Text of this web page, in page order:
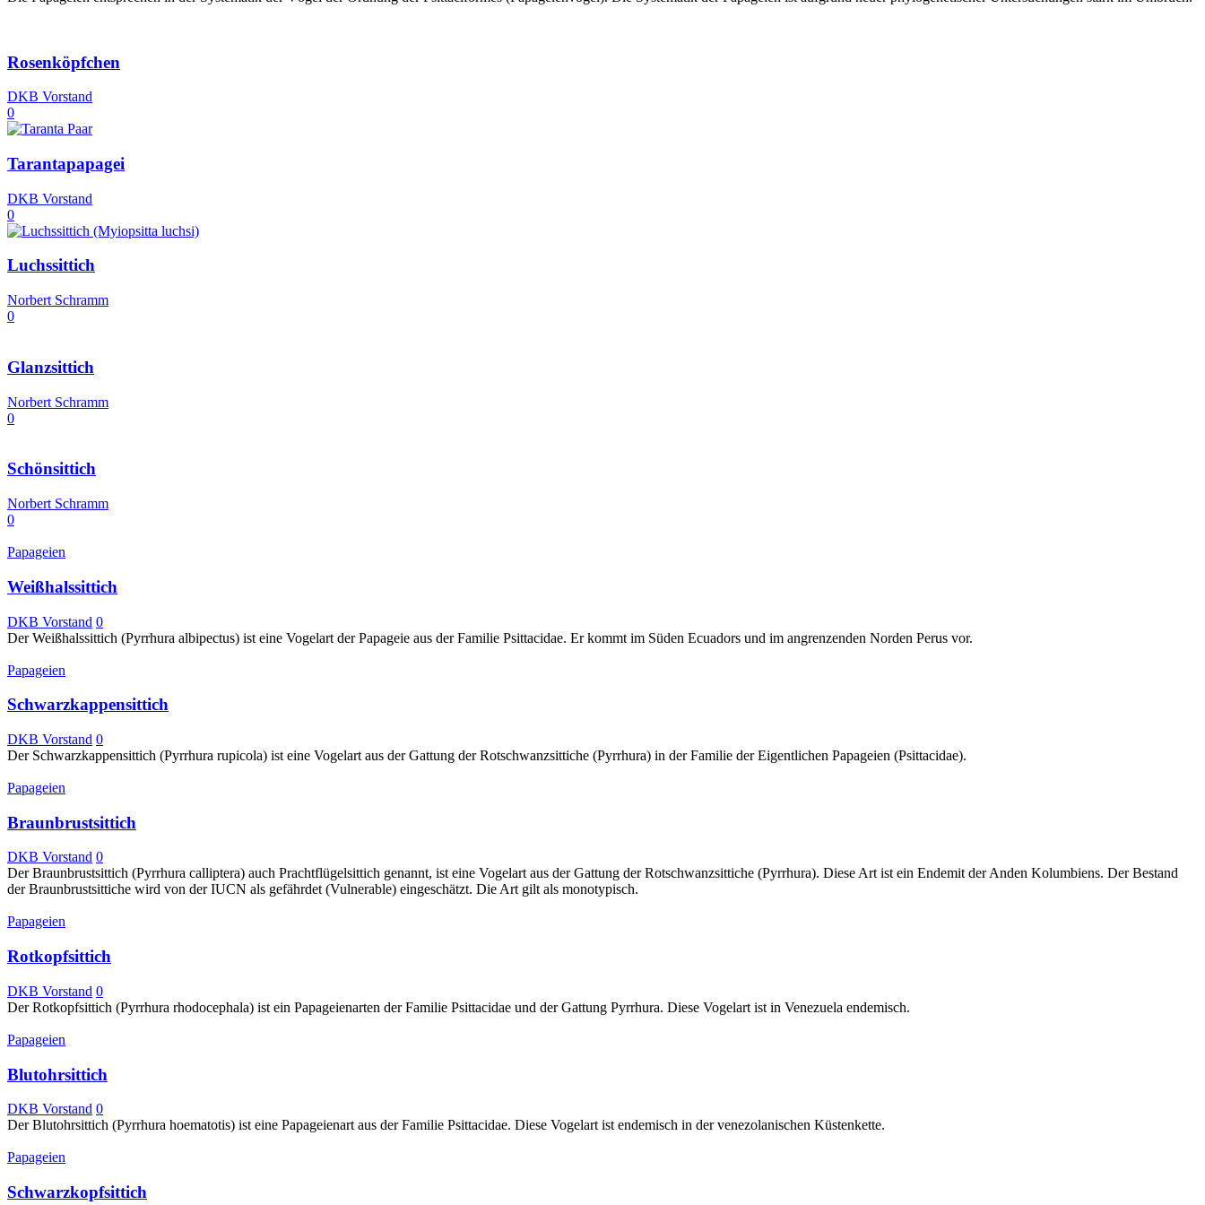
Rosenköpfchen
DKB Vorstand
0
Tarantapapagei
DKB Vorstand
0
Luchssittich
Norbert Schramm
0
Glanzsittich
Norbert Schramm
0
Schönsittich
Norbert Schramm
0
Papageien
Weißhalssittich
DKB Vorstand 0
Der Weißhalssittich (Pyrrhura albipectus) ist eine Vogelart der Papageie aus der Familie Psittacidae. Er kommt im Süden Ecuadors und im angrenzenden Norden Perus vor.
Papageien
Schwarzkappensittich
DKB Vorstand 0
Der Schwarzkappensittich (Pyrrhura rupicola) ist eine Vogelart aus der Gattung der Rotschwanzsittiche (Pyrrhura) in der Familie der Eigentlichen Papageien (Psittacidae).
Papageien
Braunbrustsittich
DKB Vorstand 0
Der Braunbrustsittich (Pyrrhura calliptera) auch Prachtflügelsittich genannt, ist eine Vogelart aus der Gattung der Rotschwanzsittiche (Pyrrhura). Diese Art ist ein Endemit der Anden Kolumbiens. Der Bestand
der Braunbrustsittiche wird von der IUCN als gefährdet (Vulnerable) eingeschätzt. Die Art gilt als monotypisch.
Papageien
Rotkopfsittich
DKB Vorstand 0
Der Rotkopfsittich (Pyrrhura rhodocephala) ist ein Papageienarten der Familie Psittacidae und der Gattung Pyrrhura. Diese Vogelart ist in Venezuela endemisch.
Papageien
Blutohrsittich
DKB Vorstand 0
Der Blutohrsittich (Pyrrhura hoematotis) ist eine Papageienart aus der Familie Psittacidae. Diese Vogelart ist endemisch in der venezolanischen Küstenkette.
Papageien
Schwarzkopfsittich